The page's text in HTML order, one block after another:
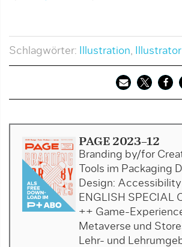
Schlagwörter: Illustration, Illustrator
PAGE 2023-12
Branding by/for
Tools im Packaging
Design:
ENGLISH SPECIAL
++ Game-
Metaverse und
Lehr- und